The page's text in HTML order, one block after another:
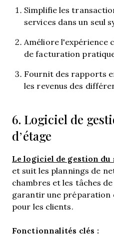
Simplifie les
services dans un seul
Améliore l'expérience
de facturation
Fournit des rapports
les revenus des
6. Logiciel de
d’étage
Le logiciel de gestion du
et suit les plannings de
chambres et les tâches
garantir une préparation
pour les clients.
Fonctionnalités clés :